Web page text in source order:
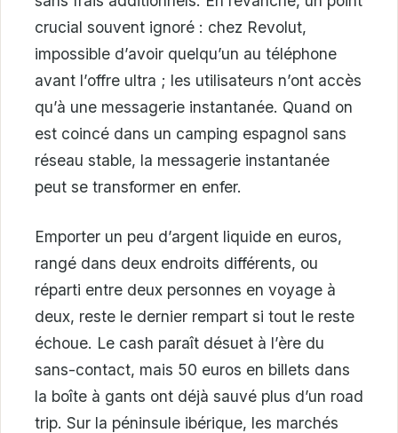
crucial souvent ignoré : chez Revolut,
impossible d’avoir quelqu’un au téléphone
avant l’offre ultra ; les utilisateurs n’ont accès
qu’à une messagerie instantanée. Quand on
est coincé dans un camping espagnol sans
réseau stable, la messagerie instantanée
peut se transformer en enfer.
Emporter un peu d’argent liquide en euros,
rangé dans deux endroits différents, ou
réparti entre deux personnes en voyage à
deux, reste le dernier rempart si tout le reste
échoue. Le cash paraît désuet à l’ère du
sans-contact, mais 50 euros en billets dans
la boîte à gants ont déjà sauvé plus d’un road
trip. Sur la péninsule ibérique, les marchés